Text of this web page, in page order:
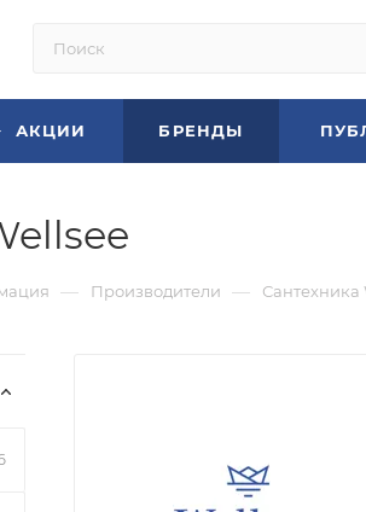
АКЦИИ БРЕНДЫ
— Производители — Сантехника